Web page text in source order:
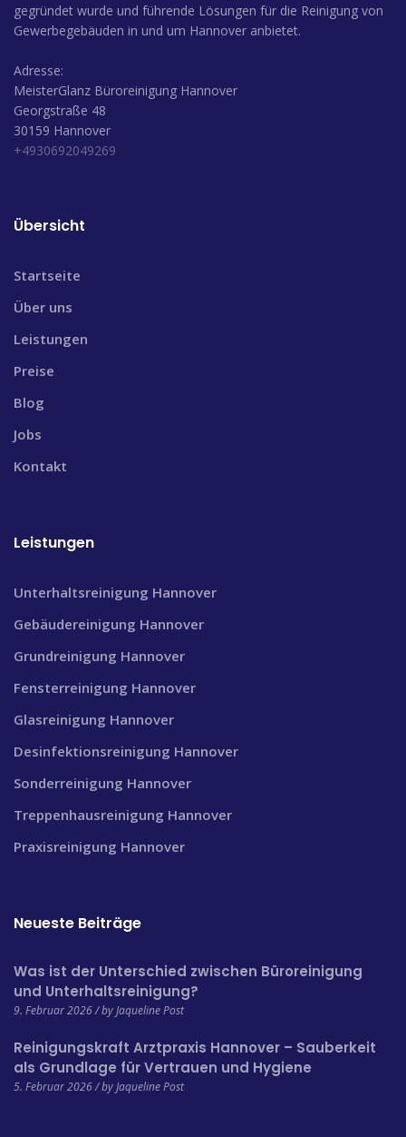
gegründet wurde und führende Lösungen für die Reinigung von
Gewerbegebäuden in und um Hannover anbietet.
Adresse:
MeisterGlanz Büroreinigung Hannover
Georgstraße 48
30159 Hannover
+4930692049269
Übersicht
Startseite
Über uns
Leistungen
Preise
Blog
Jobs
Kontakt
Leistungen
Unterhaltsreinigung Hannover
Gebäudereinigung Hannover
Grundreinigung Hannover
Fensterreinigung Hannover
Glasreinigung Hannover
Desinfektionsreinigung Hannover
Sonderreinigung Hannover
Treppenhausreinigung Hannover
Praxisreinigung Hannover
Neueste Beiträge
Was ist der Unterschied zwischen Büroreinigung
und Unterhaltsreinigung?
9. Februar 2026 / by Jaqueline Post
Reinigungskraft Arztpraxis Hannover – Sauberkeit
als Grundlage für Vertrauen und Hygiene
5. Februar 2026 / by Jaqueline Post